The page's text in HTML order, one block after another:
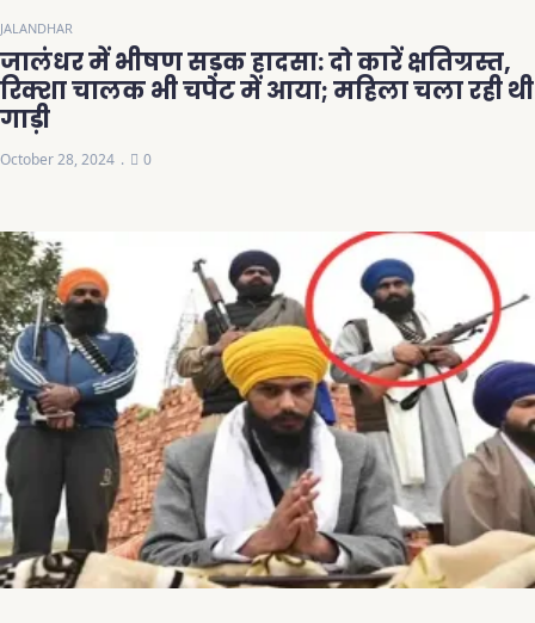
JALANDHAR
जालंधर में भीषण सड़क हादसा: दो कारें क्षतिग्रस्त,
रिक्शा चालक भी चपेट में आया; महिला चला रही थी
गाड़ी
October 28, 2024 0